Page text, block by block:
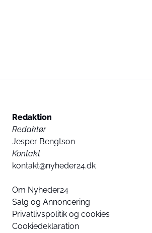
Redaktion
Redaktør
Jesper Bengtson
Kontakt
kontakt@nyheder24.dk
Om Nyheder24
Salg og Annoncering
Privatlivspolitik og cookies
Cookiedeklaration